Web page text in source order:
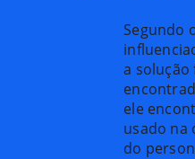
Segundo
a solução
ele
usado na
do